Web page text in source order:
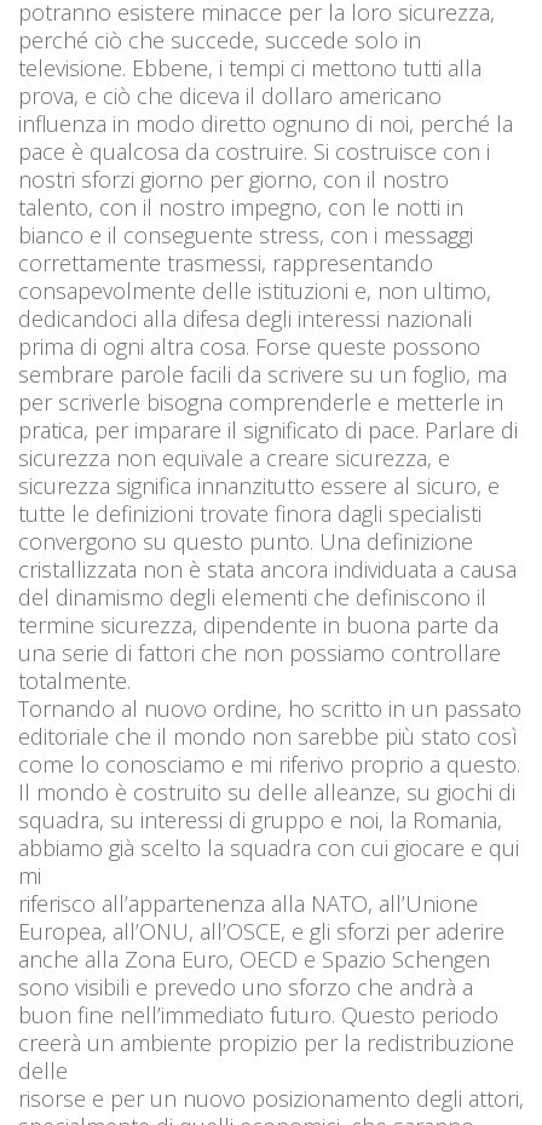
potranno esistere minacce per la loro sicurezza,
perché ciò che succede, succede solo in
televisione. Ebbene, i tempi ci mettono tutti alla
prova, e ciò che diceva il dollaro americano
influenza in modo diretto ognuno di noi, perché la
pace è qualcosa da costruire. Si costruisce con i
nostri sforzi giorno per giorno, con il nostro
talento, con il nostro impegno, con le notti in
bianco e il conseguente stress, con i messaggi
correttamente trasmessi, rappresentando
consapevolmente delle istituzioni e, non ultimo,
dedicandoci alla difesa degli interessi nazionali
prima di ogni altra cosa. Forse queste possono
sembrare parole facili da scrivere su un foglio, ma
per scriverle bisogna comprenderle e metterle in
pratica, per imparare il significato di pace. Parlare di
sicurezza non equivale a creare sicurezza, e
sicurezza significa innanzitutto essere al sicuro, e
tutte le definizioni trovate finora dagli specialisti
convergono su questo punto. Una definizione
cristallizzata non è stata ancora individuata a causa
del dinamismo degli elementi che definiscono il
termine sicurezza, dipendente in buona parte da
una serie di fattori che non possiamo controllare
totalmente.
Tornando al nuovo ordine, ho scritto in un passato
editoriale che il mondo non sarebbe più stato così
come lo conosciamo e mi riferivo proprio a questo.
Il mondo è costruito su delle alleanze, su giochi di
squadra, su interessi di gruppo e noi, la Romania,
abbiamo già scelto la squadra con cui giocare e qui
mi
riferisco all’appartenenza alla NATO, all’Unione
Europea, all’ONU, all’OSCE, e gli sforzi per aderire
anche alla Zona Euro, OECD e Spazio Schengen
sono visibili e prevedo uno sforzo che andrà a
buon fine nell’immediato futuro. Questo periodo
creerà un ambiente propizio per la redistribuzione
delle
risorse e per un nuovo posizionamento degli attori,